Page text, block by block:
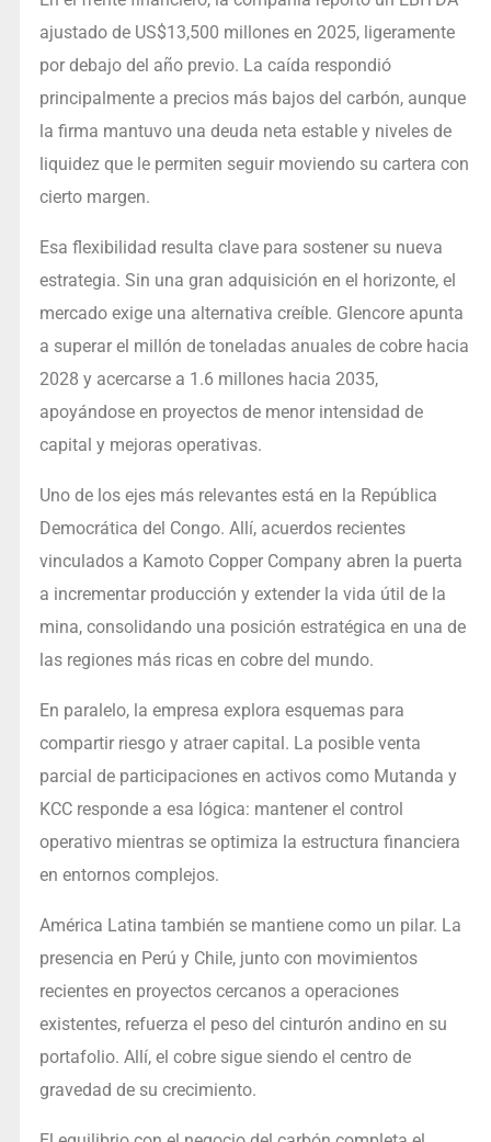
ajustado de US$13,500 millones en 2025, ligeramente
por debajo del año previo. La caída respondió
principalmente a precios más bajos del carbón, aunque
la firma mantuvo una deuda neta estable y niveles de
liquidez que le permiten seguir moviendo su cartera con
cierto margen.
Esa flexibilidad resulta clave para sostener su nueva
estrategia. Sin una gran adquisición en el horizonte, el
mercado exige una alternativa creíble. Glencore apunta
a superar el millón de toneladas anuales de cobre hacia
2028 y acercarse a 1.6 millones hacia 2035,
apoyándose en proyectos de menor intensidad de
capital y mejoras operativas.
Uno de los ejes más relevantes está en la República
Democrática del Congo. Allí, acuerdos recientes
vinculados a Kamoto Copper Company abren la puerta
a incrementar producción y extender la vida útil de la
mina, consolidando una posición estratégica en una de
las regiones más ricas en cobre del mundo.
En paralelo, la empresa explora esquemas para
compartir riesgo y atraer capital. La posible venta
parcial de participaciones en activos como Mutanda y
KCC responde a esa lógica: mantener el control
operativo mientras se optimiza la estructura financiera
en entornos complejos.
América Latina también se mantiene como un pilar. La
presencia en Perú y Chile, junto con movimientos
recientes en proyectos cercanos a operaciones
existentes, refuerza el peso del cinturón andino en su
portafolio. Allí, el cobre sigue siendo el centro de
gravedad de su crecimiento.